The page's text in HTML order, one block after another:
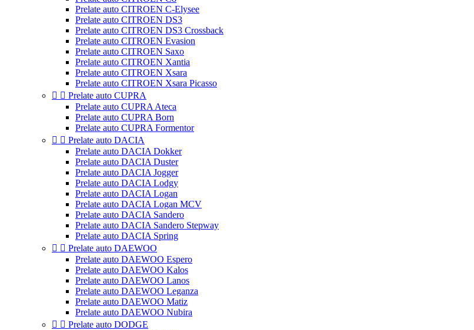
Prelate auto CITROEN C-Elysee
Prelate auto CITROEN DS3
Prelate auto CITROEN DS3 Crossback
Prelate auto CITROEN Evasion
Prelate auto CITROEN Saxo
Prelate auto CITROEN Xantia
Prelate auto CITROEN Xsara
Prelate auto CITROEN Xsara Picasso
  Prelate auto CUPRA
Prelate auto CUPRA Ateca
Prelate auto CUPRA Born
Prelate auto CUPRA Formentor
  Prelate auto DACIA
Prelate auto DACIA Dokker
Prelate auto DACIA Duster
Prelate auto DACIA Jogger
Prelate auto DACIA Lodgy
Prelate auto DACIA Logan
Prelate auto DACIA Logan MCV
Prelate auto DACIA Sandero
Prelate auto DACIA Sandero Stepway
Prelate auto DACIA Spring
  Prelate auto DAEWOO
Prelate auto DAEWOO Espero
Prelate auto DAEWOO Kalos
Prelate auto DAEWOO Lanos
Prelate auto DAEWOO Leganza
Prelate auto DAEWOO Matiz
Prelate auto DAEWOO Nubira
  Prelate auto DODGE